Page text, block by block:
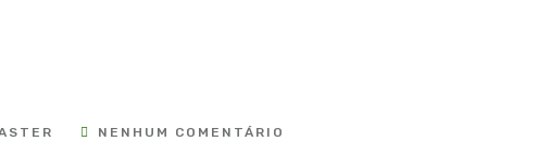
NENHUM COMENTÁRIO